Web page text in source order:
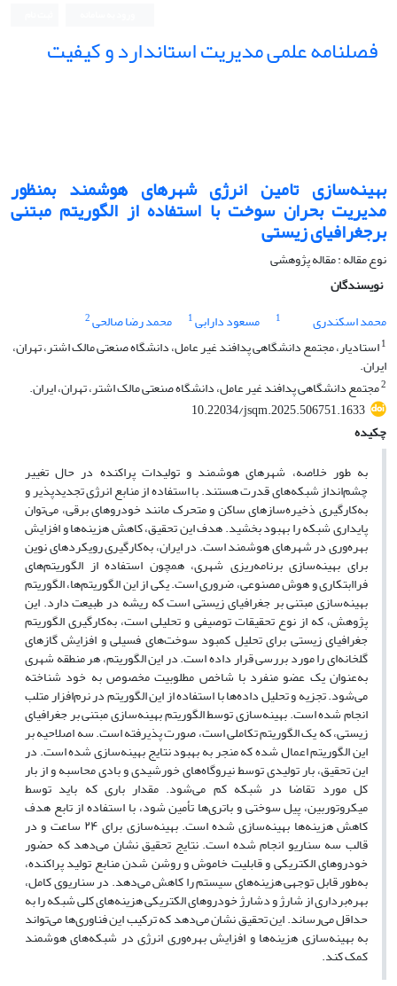
فصلنامه علمی مدیریت استاندارد و کیفیت
بهینه‌سازی تامین انرژی شهرهای هوشمند بمنظور
مدیریت بحران سوخت با استفاده از الگوریتم مبتنی
برجغرافیای زیستی
نوع مقاله : مقاله پژوهشی
نویسندگان
محمد اسکندری
1 مسعود دارابی1 محمد رضا صالحی2
1استادیار، مجتمع دانشگاهی پدافند غیر عامل، دانشگاه صنعتی مالک اشتر، تهران،
ایران.
2مجتمع دانشگاهی پدافند غیر عامل، دانشگاه صنعتی مالک اشتر، تهران، ایران.
10.22034/jsqm.2025.506751.1633
چکیده
به طور خلاصه، شهرهای هوشمند و تولیدات پراکنده در حال تغییر
چشم‌انداز شبکه‌های قدرت هستند. با استفاده از منابع انرژی تجدیدپذیر و
به‌کارگیری ذخیره‌سازهای ساکن و متحرک مانند خودروهای برقی، می‌توان
پایداری شبکه را بهبود بخشید. هدف این تحقیق، کاهش هزینه‌ها و افزایش
بهره‌وری در شهرهای هوشمند است. در ایران، به‌کارگیری رویکردهای نوین
برای بهینه‌سازی برنامه‌ریزی شهری، همچون استفاده از الگوریتم‌های
فراابتکاری و هوش مصنوعی، ضروری است. یکی از این الگوریتم‌ها، الگوریتم
بهینه‌سازی مبتنی بر جغرافیای زیستی است که ریشه در طبیعت دارد. این
پژوهش، که از نوع تحقیقات توصیفی و تحلیلی است، به‌کارگیری الگوریتم
جغرافیای زیستی برای تحلیل کمبود سوخت‌های فسیلی و افزایش گازهای
گلخانه‌ای را مورد بررسی قرار داده است. در این الگوریتم، هر منطقه شهری
به‌عنوان یک عضو منفرد با شاخص مطلوبیت مخصوص به خود شناخته
می‌شود. تجزیه و تحلیل داده‌ها با استفاده از این الگوریتم در نرم‌افزار متلب
انجام شده است. بهینه‌سازی توسط الگوریتم بهینه‌سازی مبتنی بر جغرافیای
زیستی، که یک الگوریتم تکاملی است، صورت پذیرفته است. سه اصلاحیه بر
این الگوریتم اعمال شده که منجر به بهبود نتایج بهینه‌سازی شده است. در
این تحقیق، بار تولیدی توسط نیروگاه‌های خورشیدی و بادی محاسبه و از بار
کل مورد تقاضا در شبکه کم می‌شود. مقدار باری که باید توسط
میکروتوربین، پیل سوختی و باتری‌ها تأمین شود، با استفاده از تابع هدف
کاهش هزینه‌ها بهینه‌سازی شده است. بهینه‌سازی برای ۲۴ ساعت و در
قالب سه سناریو انجام شده است. نتایج تحقیق نشان می‌دهد که حضور
خودروهای الکتریکی و قابلیت خاموش و روشن شدن منابع تولید پراکنده،
به‌طور قابل توجهی هزینه‌های سیستم را کاهش می‌دهد. در سناریوی کامل،
بهره‌برداری از شارژ و دشارژ خودروهای الکتریکی هزینه‌های کلی شبکه را به
حداقل می‌رساند. این تحقیق نشان می‌دهد که ترکیب این فناوری‌ها می‌تواند
به بهینه‌سازی هزینه‌ها و افزایش بهره‌وری انرژی در شبکه‌های هوشمند
کمک کند.